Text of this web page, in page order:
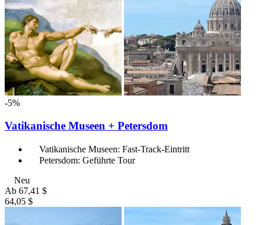
-5%
Vatikanische Museen + Petersdom
Vatikanische Museen: Fast-Track-Eintritt
Petersdom: Geführte Tour
Neu
Ab 67,41 $
64,05 $